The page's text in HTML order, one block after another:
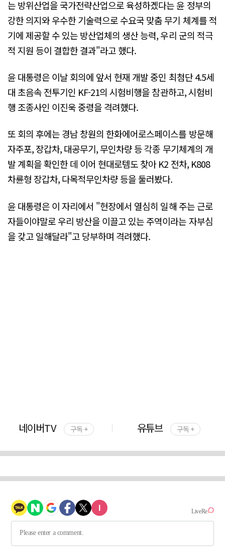
는 방위산업을 국가전략산업으로 육성하겠다는 윤 정부의
강한 의지와 우수한 기술력으로 수요국 맞춤 무기 체계를 적
기에 제공할 수 있는 방산업체의 생산 능력, 우리 군의 적극
적 지원 등이 결합한 결과"라고 했다.
윤 대통령은 이날 회의에 앞서 현재 개발 중인 최첨단 4.5세
대 초음속 전투기인 KF-21의 시험비행을 참관하고, 시험비
행 조종사인 이진욱 중령을 격려했다.
또 회의 후에는 경남 창원의 한화에어로스페이스를 방문해
자주포, 장갑차, 대공무기, 무인차량 등 각종 무기체계의 개
발 계획을 확인한 데 이어 현대로템도 찾아 K2 전차, K808
차륜형 장갑차, 다목적무인차량 등을 둘러봤다.
윤 대통령은 이 자리에서 "현장에서 열심히 일해 주는 근로
자들이야말로 우리 방산을 이끌고 있는 주역이라는 자부심
을 갖고 일해달라"고 당부하며 격려했다.
네이버TV 구독 + 유튜브 구독 +